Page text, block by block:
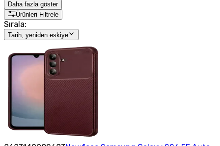
Daha fazla göster
Ürünleri Filtrele
Sırala:
Tarih, yeniden eskiye